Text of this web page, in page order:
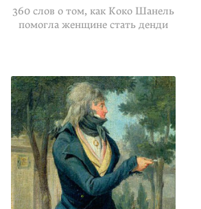
360 слов о том, как Коко Шанель
помогла женщине стать денди